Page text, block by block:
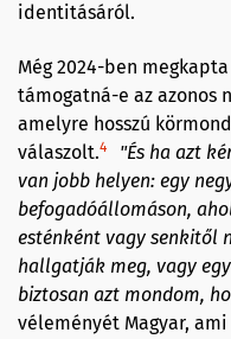
identitásáról.
Még 2024-ben
támogatná-e az azonos
amelyre hosszú
válaszolt.4
"És ha azt
van jobb helyen: egy
befogadóállomáson,
esténként vagy senkitől
hallgatják meg, vagy
biztosan azt mondom,
véleményét Magyar,